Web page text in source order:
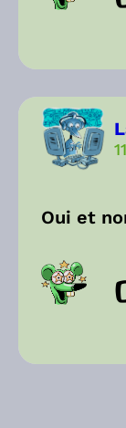
Oui et